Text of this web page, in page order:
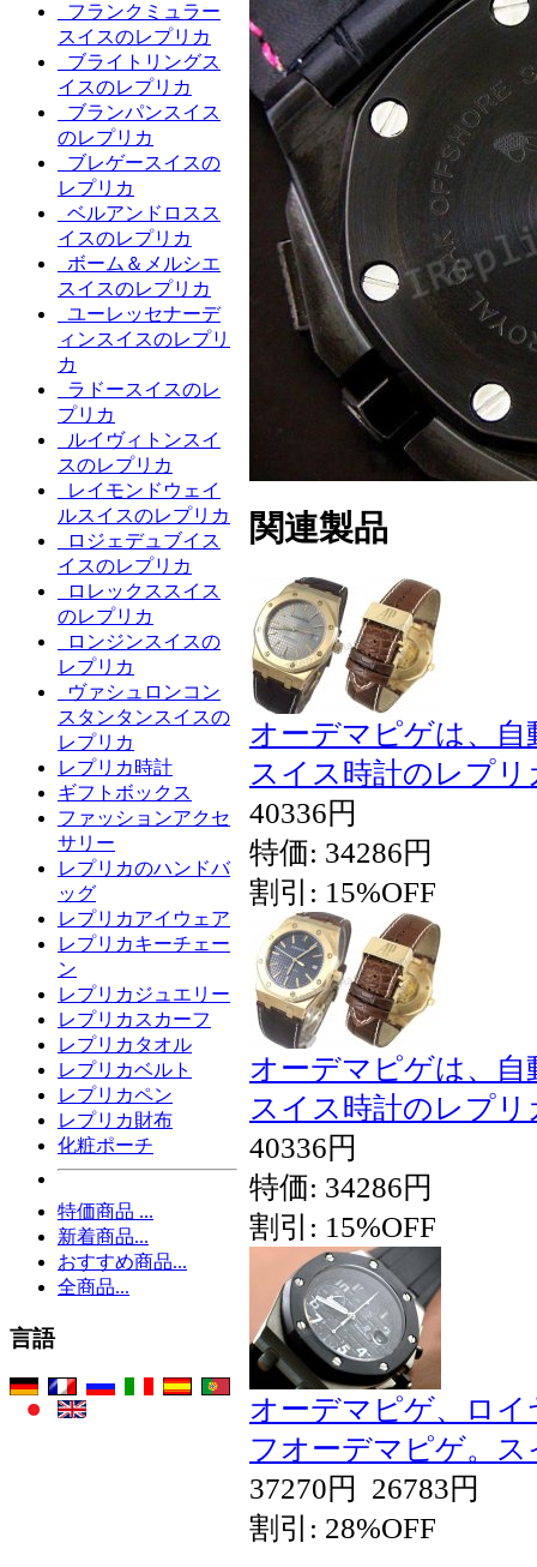
フランクミュラー
スイスのレプリカ
ブライトリングス
イスのレプリカ
ブランパンスイス
のレプリカ
ブレゲースイスの
レプリカ
ベルアンドロスス
イスのレプリカ
ボーム＆メルシエ
スイスのレプリカ
ユーレッセナーデ
ィンスイスのレプリ
カ
ラドースイスのレ
プリカ
ルイヴィトンスイ
スのレプリカ
レイモンドウェイ
ルスイスのレプリカ
ロジェデュブイス
イスのレプリカ
ロレックススイス
のレプリカ
ロンジンスイスの
レプリカ
ヴァシュロンコン
スタンタンスイスの
レプリカ
レプリカ時計
ギフトボックス
ファッションアクセ
サリー
レプリカのハンドバ
ッグ
レプリカアイウェア
レプリカキーチェー
ン
レプリカジュエリー
レプリカスカーフ
レプリカタオル
レプリカベルト
レプリカペン
レプリカ財布
化粧ポーチ
特価商品 ...
新着商品...
おすすめ商品...
全商品...
言語
関連製品
オーデマピゲは、
スイス時計のレプリ
40336円
特価: 34286円
割引: 15%OFF
オーデマピゲは、
スイス時計のレプリ
40336円
特価: 34286円
割引: 15%OFF
オーデマピゲ、ロ
フオーデマピゲ。
37270円
26783円
割引: 28%OFF